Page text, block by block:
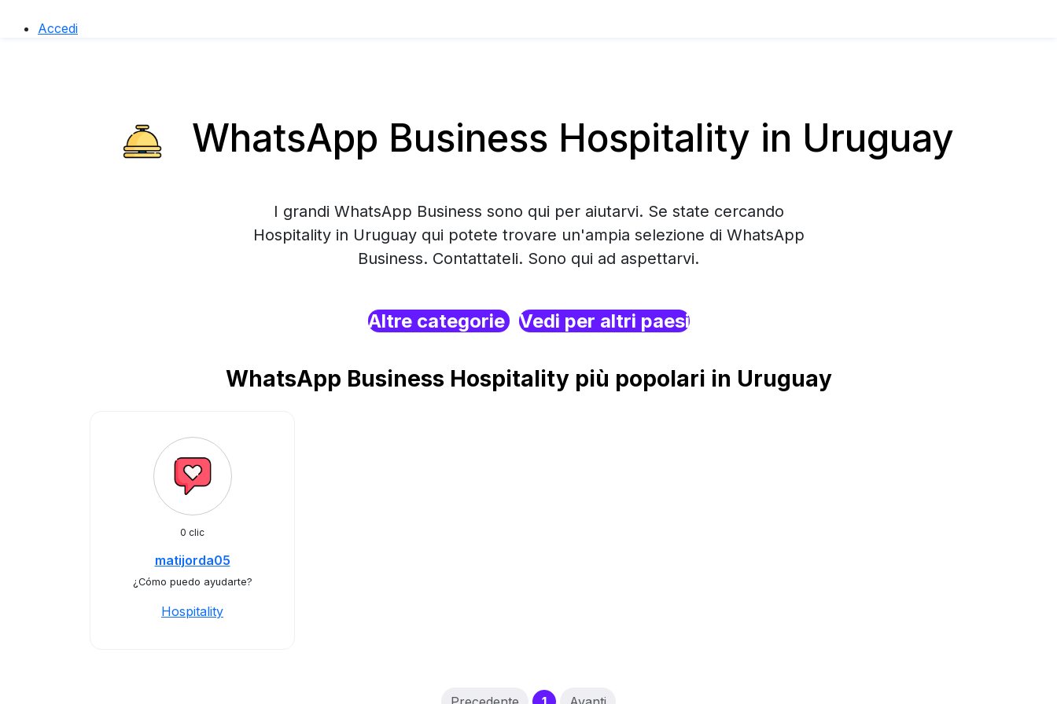
Accedi
WhatsApp Business Hospitality in Uruguay
I grandi WhatsApp Business sono qui per aiutarvi. Se state cercando
Hospitality in Uruguay qui potete trovare un'ampia selezione di WhatsApp
Business. Contattateli. Sono qui ad aspettarvi.
Altre categorie Vedi per altri paesi
WhatsApp Business Hospitality più popolari in Uruguay
0 clic
matijorda05
¿Cómo puedo ayudarte?
Hospitality
(current)